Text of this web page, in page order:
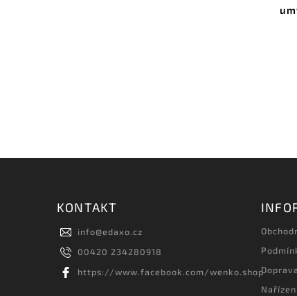
KONTAKT
info@edaxo.cz
00420 234280918
https://www.facebook.com/wenko.shop